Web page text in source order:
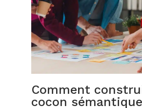
Comment
cocon